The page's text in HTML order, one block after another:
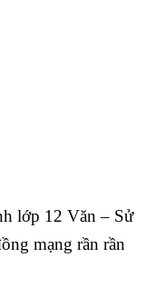
lớp 12 Văn – Sử
mạng rần rần